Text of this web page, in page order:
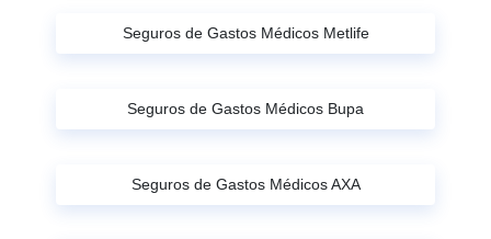
Seguros de Gastos Médicos Metlife
Seguros de Gastos Médicos Bupa
Seguros de Gastos Médicos AXA